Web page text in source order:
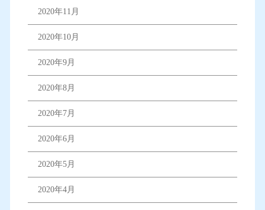
2020年11月
2020年10月
2020年9月
2020年8月
2020年7月
2020年6月
2020年5月
2020年4月